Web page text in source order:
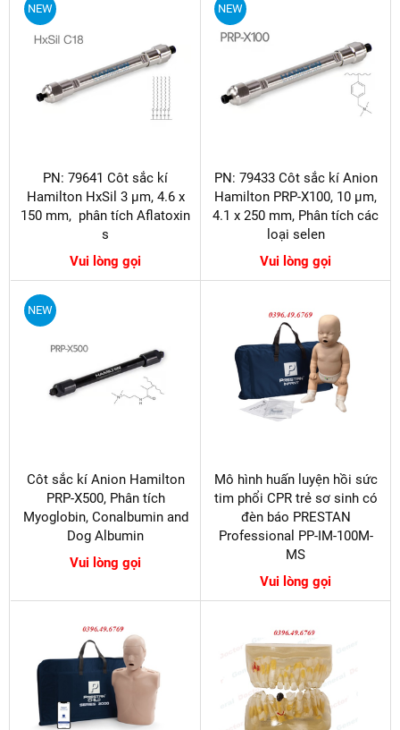
NEW
PN: 79641 Côt sắc kí
Hamilton HxSil 3 µm, 4.6 x
150 mm, phân tích Aflatoxin​​​​​​​
s
Vui lòng gọi
NEW
PN: 79433 Côt sắc kí Anion
Hamilton PRP-X100, 10 µm,
4.1 x 250 mm, Phân tích các
loại selen
Vui lòng gọi
NEW
Côt sắc kí Anion Hamilton
PRP-X500, Phân tích
Myoglobin, Conalbumin and
Dog Albumin
Vui lòng gọi
Mô hình huấn luyện hồi sức
tim phổi CPR trẻ sơ sinh có
đèn báo PRESTAN
Professional PP-IM-100M-
MS
Vui lòng gọi